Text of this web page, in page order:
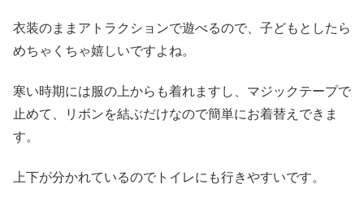
衣装のままアトラクションで遊べるので、子どもとしたら
めちゃくちゃ嬉しいですよね。
寒い時期には服の上からも着れますし、マジックテープで
止めて、リボンを結ぶだけなので簡単にお着替えできま
す。
上下が分かれているのでトイレにも行きやすいです。